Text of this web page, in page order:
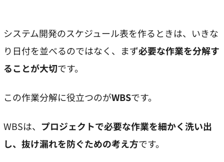
システム開発のスケジュール表を作るときは、いきな
り日付を並べるのではなく、まず必要な作業を分解す
ることが大切です。
この作業分解に役立つのがWBSです。
WBSは、 プロジェクトで必要な作業を細かく洗い出
し、抜け漏れを防ぐための考え方です。